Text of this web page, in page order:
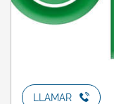
LLAMAR